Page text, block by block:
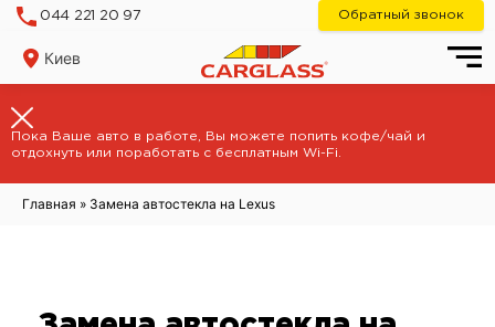
Skip
content
044 221 20 97 Обратный звонок
Киев
Пока Ваше авто в работе, Вы можете попить кофе/чай и
отдохнуть или поработать с бесплатным Wi-Fi.
Главная » Замена автостекла на Lexus